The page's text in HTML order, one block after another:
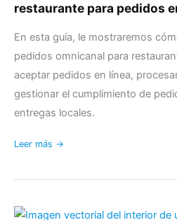
restaurante para pedidos
En esta guía, le mostraremos
pedidos omnicanal para
aceptar pedidos en línea,
gestionar el cumplimiento de
entregas locales.
domicilio
Leer más →
¿Puedo